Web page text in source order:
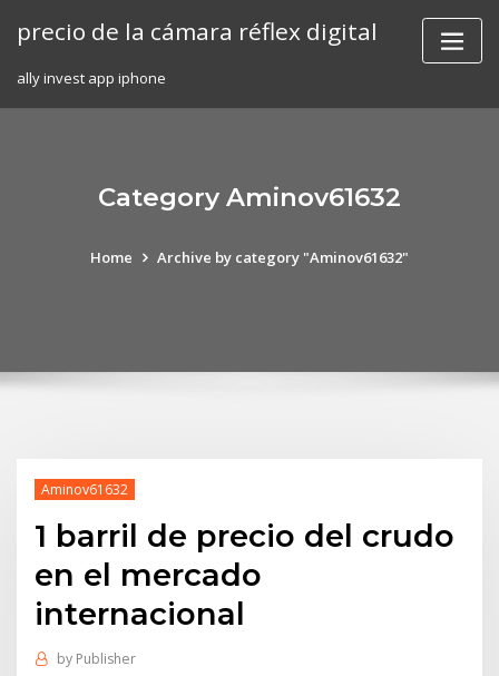
precio de la cámara réflex digital
ally invest app iphone
Category Aminov61632
Home Archive by category "Aminov61632"
Aminov61632
1 barril de precio del crudo
en el mercado
internacional
by Publisher